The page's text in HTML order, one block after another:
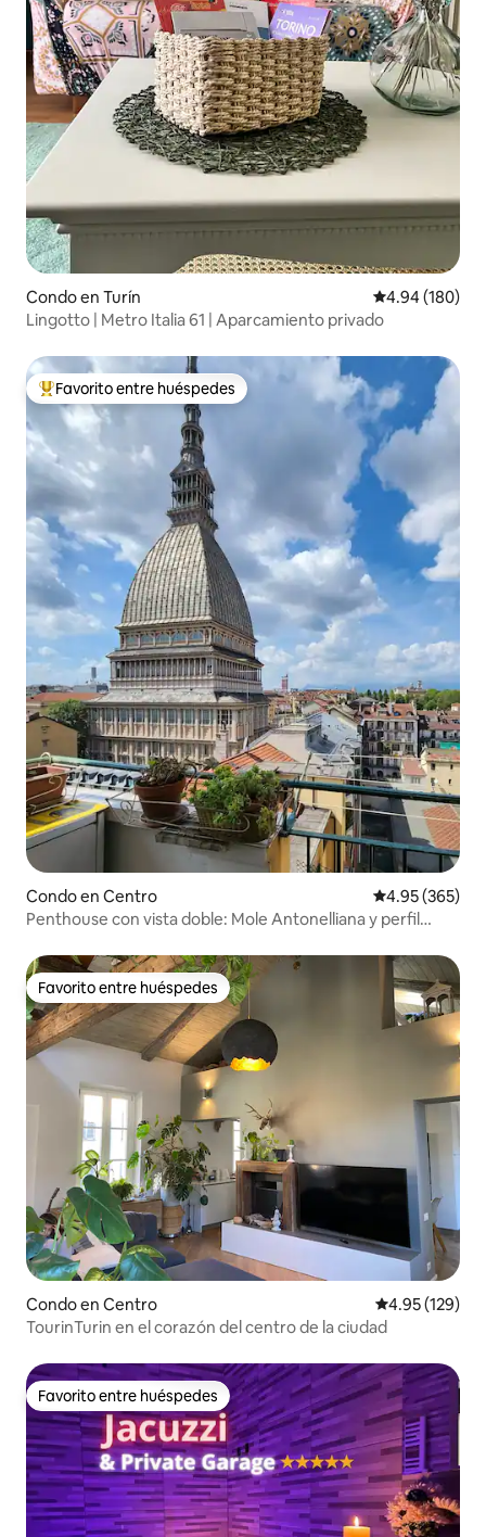
Condo en Turín Calificación
4.94 (180)
Lingotto | Metro Italia 61 | Aparcamiento privado
Favorito entre huéspedes preferido
Favorito entre huéspedes
Condo en Centro Calificación
4.95 (365)
Penthouse con vista doble: Mole Antonelliana y perfil
Favorito entre huéspedes
Favorito entre huéspedes
Condo en Centro Calificación
4.95 (129)
TourinTurin en el corazón del centro de la ciudad
Favorito entre huéspedes
Favorito entre huéspedes